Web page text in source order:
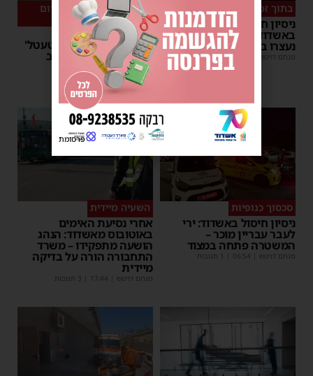
בתוך זמן קצר
ניסיון חיסול העבריין
באשדוד: חמישה חשודים
נעצרו במהלך הלילה
מנחם דויטש 07:35
המיזם שהפך לשיחת היום
באשדוד
במשך 15 שעות: אלפי
בחורים גדשו את 'השטעטל'
ונהנו מרצף חוויות סביב
השעון
יוסי יחזקאלי 06:59
סכסוך כנופיות
ניסיון חיסול באשדוד: ירי
לעבר עבריין מוכר –
המשטרה פתחה במצוד
מנחם דויטש 06:54
1
השעיה מיידית
אחרי נסיעת האימים
באוטובוס מאשדוד: הנהג
הושעה מתפקידו – משרד
התחבורה הורה על בדיקה
מיידית
מנחם דויטש 17:44
פרסומת